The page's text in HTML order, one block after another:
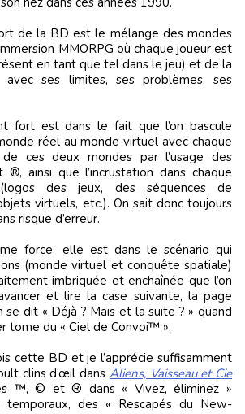
de la BD est le mélange des mondes
MMORPG où chaque joueur est
en tant que tel dans le jeu) et de la
avec ses limites, ses problèmes, ses
fort est dans le fait que l’on bascule
réel au monde virtuel avec chaque
ces deux mondes par l’usage des
ainsi que l’incrustation dans chaque
des jeux, des séquences de
virtuels, etc.). On sait donc toujours
risque d’erreur.
force, elle est dans le scénario qui
(monde virtuel et conquête spatiale)
imbriquée et enchaînée que l’on
et lire la case suivante, la page
se dit « Déjà ? Mais et la suite ? » quand
tome du « Ciel de Convoi™ ».
cette BD et je l’apprécie suffisamment
clins d’œil dans Aliens, Vaisseau et Cie
™, © et ® dans « Vivez, éliminez »
temporaux, des « Rescapés du New-